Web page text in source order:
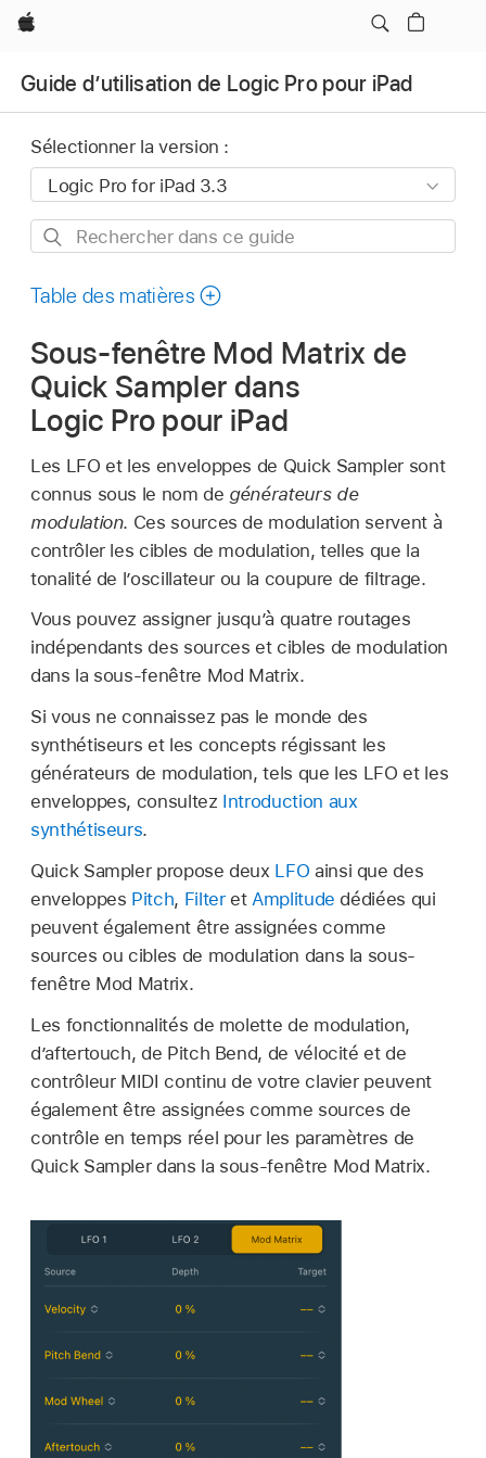
Apple
Guide d’utilisation de Logic Pro pour iPad
Sélectionner la version :
Rechercher
ce
Table des matières
Sous-fenêtre Mod Matrix de
Quick Sampler dans
Logic Pro pour iPad
Les LFO et les enveloppes de Quick Sampler sont
connus sous le nom de générateurs de
modulation. Ces sources de modulation servent à
contrôler les cibles de modulation, telles que la
tonalité de l’oscillateur ou la coupure de filtrage.
Vous pouvez assigner jusqu’à quatre routages
indépendants des sources et cibles de modulation
dans la sous-fenêtre Mod Matrix.
Si vous ne connaissez pas le monde des
synthétiseurs et les concepts régissant les
générateurs de modulation, tels que les LFO et les
enveloppes, consultez Introduction aux
synthétiseurs.
Quick Sampler propose deux LFO ainsi que des
enveloppes Pitch, FilteretAmplitude dédiées qui
peuvent également être assignées comme
sources ou cibles de modulation dans la sous-
fenêtre Mod Matrix.
Les fonctionnalités de molette de modulation,
d’aftertouch, de Pitch Bend, de vélocité et de
contrôleur MIDI continu de votre clavier peuvent
également être assignées comme sources de
contrôle en temps réel pour les paramètres de
Quick Sampler dans la sous-fenêtre Mod Matrix.